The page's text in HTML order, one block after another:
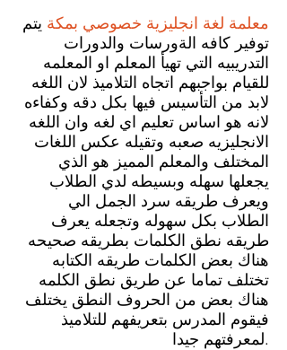
معلمة لغة انجليزية خصوصي بمكة يتم
توفير كافه الةورسات والدورات
التدريبيه التي تهيأ المعلم او المعلمه
للقيام بواجبهم اتجاه التلاميذ لان اللغه
لابد من التأسيس فيها بكل دقه وكفاءه
لانه هو اساس تعليم اي لغه وان اللغه
الانجليزيه صعبه وتقيله عكس اللغات
المختلف والمعلم المميز هو الذي
يجعلها سهله وبسيطه لدي الطلاب
ويعرف طريقه سرد الجمل الي
الطلاب بكل سهوله وتجعله يعرف
طريقه نطق الكلمات بطريقه صحيحه
هناك بعض الكلمات طريقه الكتابه
تختلف تماما عن طريق نطق الكلمه
هناك بعض من الحروف النطق يختلف
فيقوم المدرس بتعريفهم للتلاميذ
لمعرفتهم جيدا.